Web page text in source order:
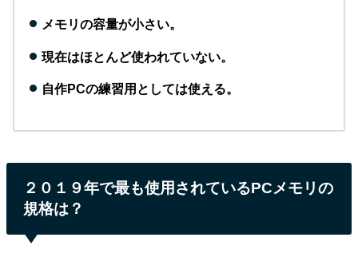
メモリの容量が小さい。
現在はほとんど使われていない。
自作PCの練習用としては使える。
２０１９年で最も使用されているPCメモリの
規格は？